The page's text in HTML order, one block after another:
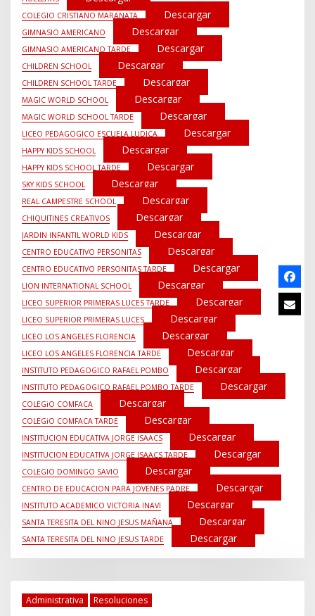
COLEGIO CRISTIANO MARANATA Descargar
GIMNASIO AMERICANO Descargar
GIMNASIO AMERICANO TARDE Descargar
CHILDREN SCHOOL Descargar
CHILDREN SCHOOL TARDE Descargar
MAGIC WORLD SCHOOL Descargar
MAGIC WORLD SCHOOL TARDE Descargar
LICEO PEDAGOGICO ESCUELA LUDICA Descargar
HAPPY KIDS SCHOOL Descargar
HAPPY KIDS SCHOOL TARDE Descargar
SKY KIDS SCHOOL Descargar
REAL CAMPESTRE SCHOOL Descargar
CHIQUITINES CREATIVOS Descargar
JARDIN INFANTIL WORLD KIDS Descargar
CENTRO EDUCATIVO PERSONITAS Descargar
CENTRO EDUCATIVO PERSONITAS TARDE Descargar
LION INTERNATIONAL SCHOOL Descargar
LICEO SUPERIOR PRIMERAS LUCES TARDE Descargar
LICEO SUPERIOR PRIMERAS LUCES Descargar
LICEO LOS ANGELES FLORENCIA Descargar
LICEO LOS ANGELES FLORENCIA TARDE Descargar
INSTITUTO PEDAGOGICO RAFAEL POMBO Descargar
INSTITUTO PEDAGOGICO RAFAEL POMBO TARDE Descargar
COLEGiO COMFACA Descargar
COLEGiO COMFACA TARDE Descargar
INSTITUCION EDUCATIVA JORGE ISAACS Descargar
INSTITUCION EDUCATIVA JORGE ISAACS TARDE Descargar
COLEGIO DOMINGO SAVIO Descargar
CENTRO DE EDUCACION PARA JOVENES PADRE Descargar
INSTITUTO ACADEMICO VICTORIA INAVI Descargar
SANTA TERESITA DEL NINO JESUS MAÑANA Descargar
SANTA TERESITA DEL NINO JESUS TARDE Descargar
Administrativa Resoluciones